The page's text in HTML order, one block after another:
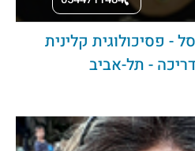
- פסיכולוגית קלינית
- תל-אביב